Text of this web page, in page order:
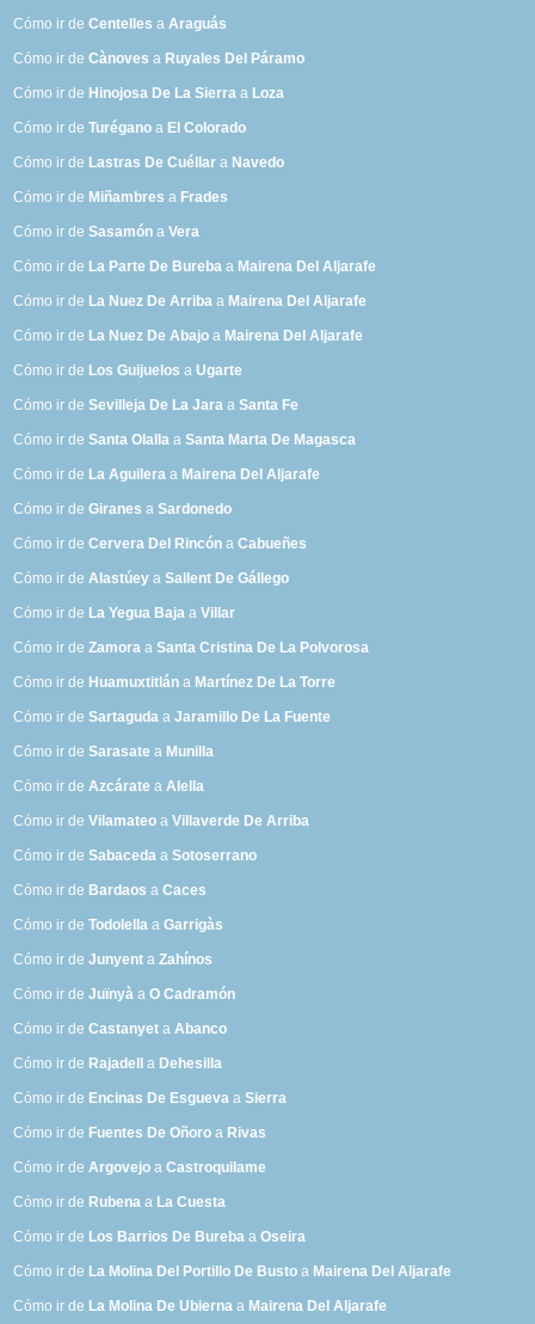
Cómo ir deCentelles aAraguás
Cómo ir deCànoves a Ruyales Del Páramo
Cómo ir de Hinojosa De La Sierra a Loza
Cómo ir deTurégano a El Colorado
Cómo ir de Lastras De Cuéllar a Navedo
Cómo ir de Miñambres a Frades
Cómo ir deSasamón aVera
Cómo ir de La Parte De Bureba a Mairena Del Aljarafe
Cómo ir de La Nuez De Arriba a Mairena Del Aljarafe
Cómo ir de La Nuez De Abajo a Mairena Del Aljarafe
Cómo ir de Los Guijuelos aUgarte
Cómo ir deSevilleja De La Jara aSanta Fe
Cómo ir deSanta Olalla aSanta Marta De Magasca
Cómo ir de La Aguilera a Mairena Del Aljarafe
Cómo ir deGiranes aSardonedo
Cómo ir deCervera Del Rincón aCabueñes
Cómo ir deAlastúey aSallent De Gállego
Cómo ir de La Yegua Baja aVillar
Cómo ir deZamora aSanta Cristina De La Polvorosa
Cómo ir de Huamuxtitlán a Martínez De La Torre
Cómo ir deSartaguda aJaramillo De La Fuente
Cómo ir deSarasate a Munilla
Cómo ir deAzcárate aAlella
Cómo ir deVilamateo aVillaverde De Arriba
Cómo ir deSabaceda aSotoserrano
Cómo ir de Bardaos aCaces
Cómo ir deTodolella aGarrigàs
Cómo ir deJunyent aZahínos
Cómo ir deJuïnyà aO Cadramón
Cómo ir deCastanyet aAbanco
Cómo ir de Rajadell a Dehesilla
Cómo ir de Encinas De Esgueva aSierra
Cómo ir de Fuentes De Oñoro a Rivas
Cómo ir deArgovejo aCastroquilame
Cómo ir de Rubena a La Cuesta
Cómo ir de Los Barrios De Bureba aOseira
Cómo ir de La Molina Del Portillo De Busto a Mairena Del Aljarafe
Cómo ir de La Molina De Ubierna a Mairena Del Aljarafe